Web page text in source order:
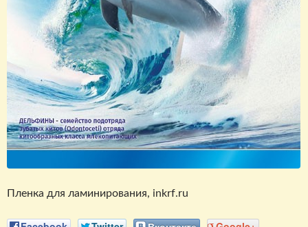
Пленка для ламинирования, inkrf.ru